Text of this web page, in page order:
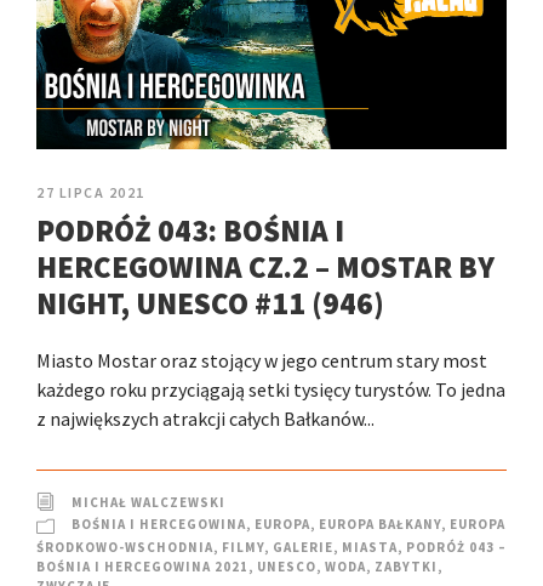
27 LIPCA 2021
PODRÓŻ 043: BOŚNIA I
HERCEGOWINA CZ.2 – MOSTAR BY
NIGHT, UNESCO #11 (946)
Miasto Mostar oraz stojący w jego centrum stary most
każdego roku przyciągają setki tysięcy turystów. To jedna
z największych atrakcji całych Bałkanów...
MICHAŁ WALCZEWSKI
BOŚNIA I HERCEGOWINA, EUROPA, EUROPA BAŁKANY, EUROPA
ŚRODKOWO-WSCHODNIA, FILMY, GALERIE, MIASTA, PODRÓŻ 043 –
BOŚNIA I HERCEGOWINA 2021 , UNESCO, WODA, ZABYTKI ,